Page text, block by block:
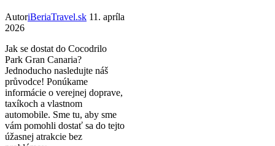
AutoriBeriaTravel.sk 11. apríla
2026
Jak se dostat do Cocodrilo
Park Gran Canaria?
Jednoducho nasledujte náš
průvodce! Ponúkame
informácie o verejnej doprave,
taxíkoch a vlastnom
automobile. Sme tu, aby sme
vám pomohli dostať sa do tejto
úžasnej atrakcie bez